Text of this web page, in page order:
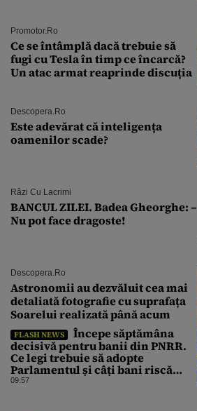
Promotor.ro
Ce se întâmplă dacă trebuie să
fugi cu Tesla în timp ce încarcă?
Un atac armat reaprinde discuția
Descopera.ro
Este adevărat că inteligența
oamenilor scade?
Râzi Cu Lacrimi
BANCUL ZILEI. Badea Gheorghe: –
Nu pot face dragoste!
Descopera.ro
Astronomii au dezvăluit cea mai
detaliată fotografie cu suprafața
Soarelui realizată până acum
FLASH NEWS
Începe săptămâna
decisivă pentru banii din PNRR.
Ce legi trebuie să adopte
Parlamentul și câți bani riscă
România să piardă
09:57